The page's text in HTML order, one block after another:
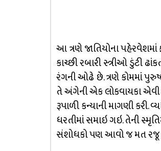
આ ત્રણે જાતિયોના પહેરવેશમાં
કાચ્છી રબારી સ્ત્રીઓ ડુંટી
રંગની ઓઢે છે. ત્રણે કોમમાં
તે અંગેની એક લોકવાયકા એવી
રૂપાળી કન્યાની માગણી કરી.
ધરતીમાં સમાઇ ગઇ. તેની
સંશોધકો પણ આવો જ મત રજૂ